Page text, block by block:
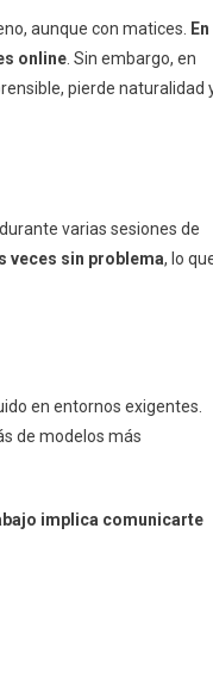
aunque con matices.
En
online . Sin embargo, en
pierde naturalidad
varias sesiones de
veces sin problema, lo
en entornos exigentes.
de modelos más
implica comunicarte